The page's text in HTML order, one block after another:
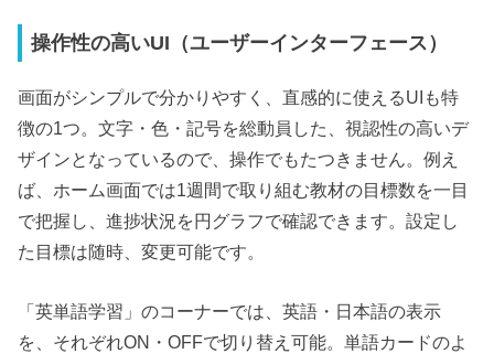
操作性の高いUI（ユーザーインターフェース）
画面がシンプルで分かりやすく、直感的に使えるUIも特
徴の1つ。文字・色・記号を総動員した、視認性の高いデ
ザインとなっているので、操作でもたつきません。例え
ば、ホーム画面では1週間で取り組む教材の目標数を一目
で把握し、進捗状況を円グラフで確認できます。設定し
た目標は随時、変更可能です。
「英単語学習」のコーナーでは、英語・日本語の表示
を、それぞれON・OFFで切り替え可能。単語カードのよ